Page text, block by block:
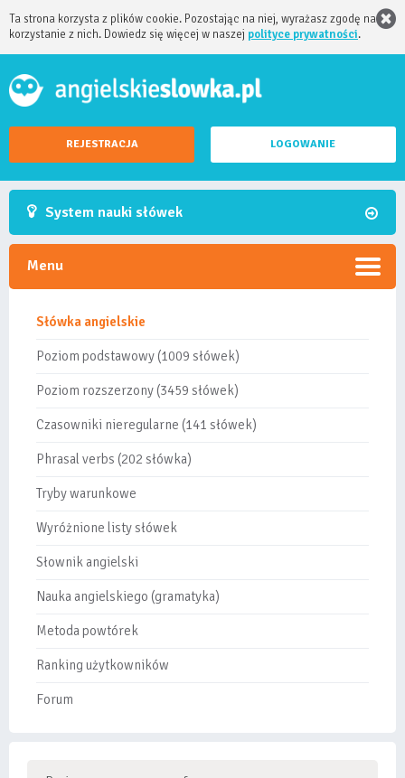
Ta strona korzysta z plików cookie. Pozostając na niej, wyrażasz zgodę na
korzystanie z nich. Dowiedz się więcej w naszej polityce prywatności.
REJESTRACJA LOGOWANIE
System nauki słówek
Menu
Słówka angielskie
Poziom podstawowy (1009 słówek)
Poziom rozszerzony (3459 słówek)
Czasowniki nieregularne (141 słówek)
Phrasal verbs (202 słówka)
Tryby warunkowe
Wyróżnione listy słówek
Słownik angielski
Nauka angielskiego (gramatyka)
Metoda powtórek
Ranking użytkowników
Forum